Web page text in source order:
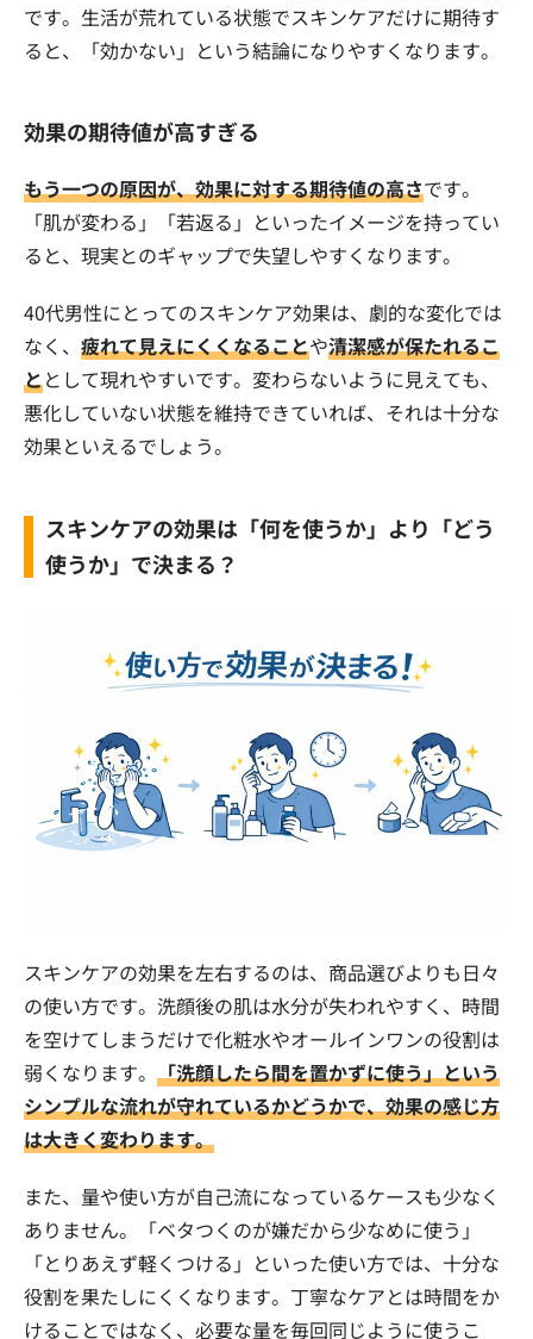
です。生活が荒れている状態でスキンケアだけに期待す
ると、「効かない」という結論になりやすくなります。
効果の期待値が高すぎる
もう一つの原因が、効果に対する期待値の高さです。
「肌が変わる」「若返る」といったイメージを持ってい
ると、現実とのギャップで失望しやすくなります。
40代男性にとってのスキンケア効果は、劇的な変化では
なく、 疲れて見えにくくなることや清潔感が保たれるこ
ととして現れやすいです。変わらないように見えても、
悪化していない状態を維持できていれば、それは十分な
効果といえるでしょう。
スキンケアの効果は「何を使うか」より「どう
使うか」で決まる？
スキンケアの効果を左右するのは、商品選びよりも日々
の使い方です。洗顔後の肌は水分が失われやすく、時間
を空けてしまうだけで化粧水やオールインワンの役割は
弱くなります。 「洗顔したら間を置かずに使う」という
シンプルな流れが守れているかどうかで、効果の感じ方
は大きく変わります。
また、量や使い方が自己流になっているケースも少なく
ありません。「ベタつくのが嫌だから少なめに使う」
「とりあえず軽くつける」といった使い方では、十分な
役割を果たしにくくなります。丁寧なケアとは時間をか
けることではなく、必要な量を毎回同じように使うこ